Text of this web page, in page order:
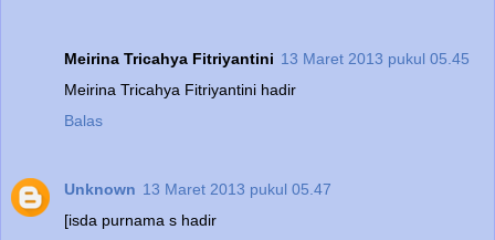
Meirina Tricahya Fitriyantini 13 Maret 2013 pukul 05.45
Meirina Tricahya Fitriyantini hadir
Balas
Unknown 13 Maret 2013 pukul 05.47
[isda purnama s hadir